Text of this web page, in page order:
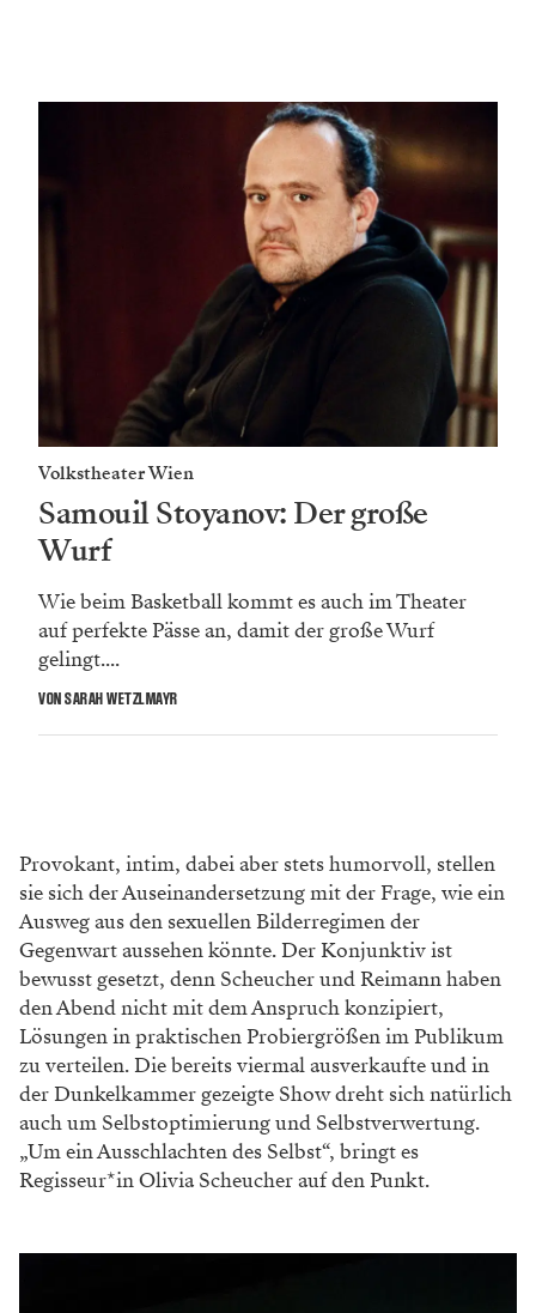
Volkstheater Wien
Samouil Stoyanov: Der große
Wurf
Wie beim Basketball kommt es auch im Theater
auf perfekte Pässe an, damit der große Wurf
gelingt....
VON SARAH WETZLMAYR
Provokant, intim, dabei aber stets humorvoll, stellen
sie sich der Auseinandersetzung mit der Frage, wie ein
Ausweg aus den sexuellen Bilderregimen der
Gegenwart aussehen könnte. Der Konjunktiv ist
bewusst gesetzt, denn Scheucher und Reimann haben
den Abend nicht mit dem Anspruch konzipiert,
Lösungen in praktischen Probiergrößen im Publikum
zu verteilen. Die bereits viermal ausverkaufte und in
der Dunkelkammer gezeigte Show dreht sich natürlich
auch um Selbstoptimierung und Selbstverwertung.
„Um ein Ausschlachten des Selbst“, bringt es
Regisseur*in Olivia Scheucher auf den Punkt.